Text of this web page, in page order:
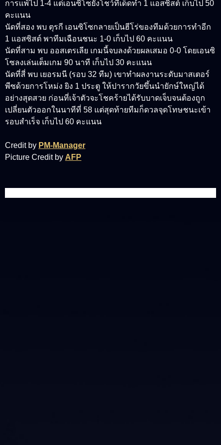
การแพ้ไป 1-4 แต่เอนซิโซยังโชว์ทีเด็ดทำ 1 แอสซิสต์ เก็บไป 50
คะแนน
นัดที่สอง พบ ตุรกี เอนซิโซกลายเป็นฮีโร่ของทีมด้วยการทำอีก
1 แอสซิสต์ พาทีมเฉือนชนะ 1-0 เก็บไป 60 คะแนน
นัดที่สาม พบ ออสเตรเลีย เกมนี้จบลงด้วยผลเสมอ 0-0 โดยเอนซิ
โซลงเล่นเต็มเกม 90 นาที เก็บไป 30 คะแนน
นัดที่สี่ พบ เยอรมนี (รอบ 32 ทีม) เขาทำผลงานระดับมาสเตอร์
พีซด้วยการโหม่ง ยิง 1 ประตู ให้ปารากวัยขึ้นนำยักษ์ใหญ่ได้
อย่างสุดสวย ก่อนที่เจ้าตัวจะโชคร้ายได้รับบาดเจ็บจนต้องถูก
เปลี่ยนตัวออกในนาทีที่ 58 แต่สุดท้ายทีมก็ดวลจุดโทษชนะเข้า
รอบสำเร็จ เก็บไป 60 คะแนน
Credit by PM-Manager
Picture Credit by AFP